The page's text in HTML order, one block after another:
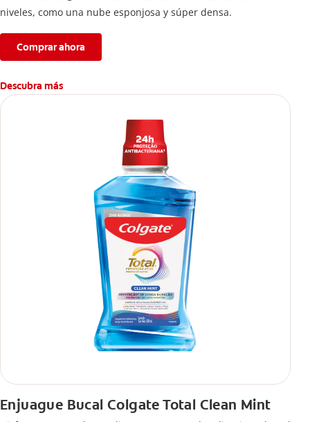
niveles, como una nube esponjosa y súper densa.
Comprar ahora
Descubra más
Enjuague Bucal Colgate Total Clean Mint